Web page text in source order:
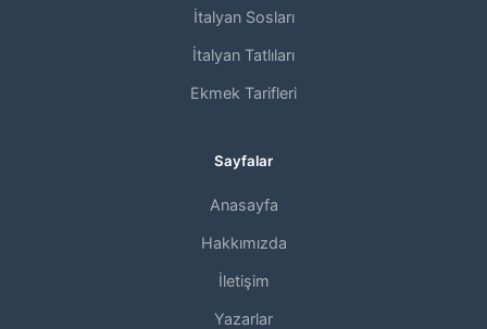
İtalyan Sosları
İtalyan Tatlıları
Ekmek Tarifleri
Sayfalar
Anasayfa
Hakkımızda
İletişim
Yazarlar